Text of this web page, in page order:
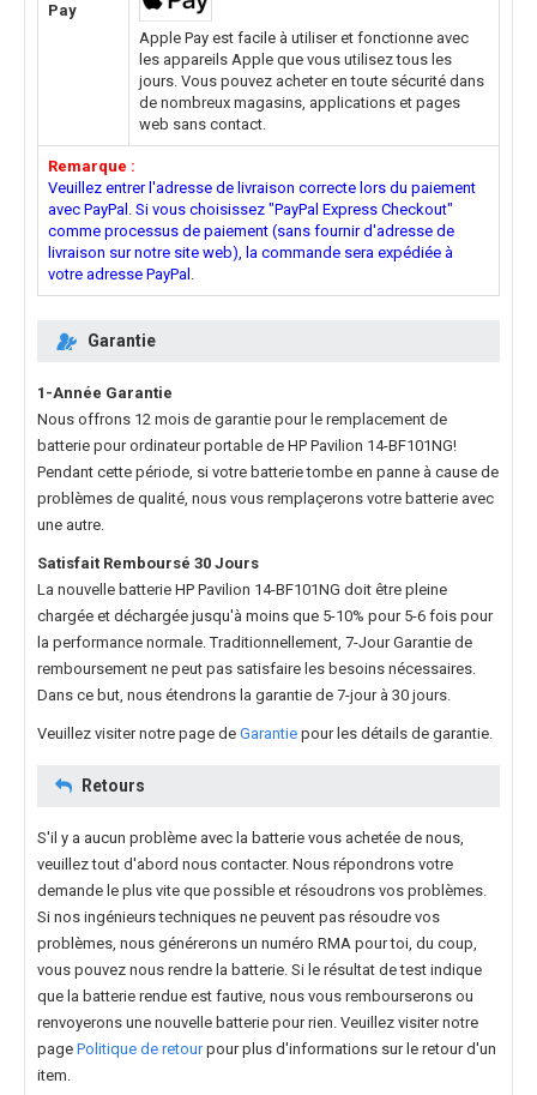
Pay
Apple Pay est facile à utiliser et fonctionne avec
les appareils Apple que vous utilisez tous les
jours. Vous pouvez acheter en toute sécurité dans
de nombreux magasins, applications et pages
web sans contact.
Remarque :
Veuillez entrer l'adresse de livraison correcte lors du paiement
avec PayPal. Si vous choisissez "PayPal Express Checkout"
comme processus de paiement (sans fournir d'adresse de
livraison sur notre site web), la commande sera expédiée à
votre adresse PayPal.
Garantie
1-Année Garantie
Nous offrons 12 mois de garantie pour le remplacement de
batterie pour ordinateur portable de HP Pavilion 14-BF101NG!
Pendant cette période, si votre batterie tombe en panne à cause de
problèmes de qualité, nous vous remplaçerons votre batterie avec
une autre.
Satisfait Remboursé 30 Jours
La nouvelle batterie HP Pavilion 14-BF101NG doit être pleine
chargée et déchargée jusqu'à moins que 5-10% pour 5-6 fois pour
la performance normale. Traditionnellement, 7-Jour Garantie de
remboursement ne peut pas satisfaire les besoins nécessaires.
Dans ce but, nous étendrons la garantie de 7-jour à 30 jours.
Veuillez visiter notre page de Garantie pour les détails de garantie.
Retours
S'il y a aucun problème avec la batterie vous achetée de nous,
veuillez tout d'abord nous contacter. Nous répondrons votre
demande le plus vite que possible et résoudrons vos problèmes.
Si nos ingénieurs techniques ne peuvent pas résoudre vos
problèmes, nous générerons un numéro RMA pour toi, du coup,
vous pouvez nous rendre la batterie. Si le résultat de test indique
que la batterie rendue est fautive, nous vous rembourserons ou
renvoyerons une nouvelle batterie pour rien. Veuillez visiter notre
page Politique de retourpour plus d'informations sur le retour d'un
item.